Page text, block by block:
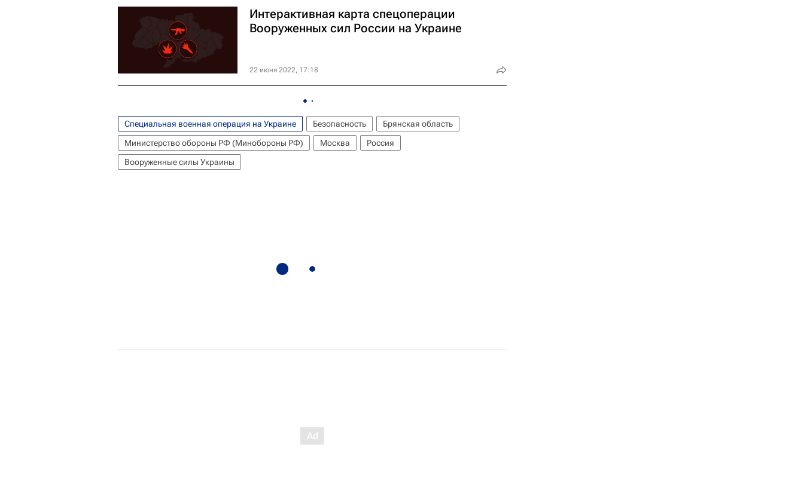
Интерактивная карта спецоперации
Вооруженных сил России на Украине
22 июня 2022, 17:18
Специальная военная операция на Украине Безопасность
Брянская область
Министерство обороны РФ (Минобороны РФ)
Москва
Россия
Вооруженные силы Украины